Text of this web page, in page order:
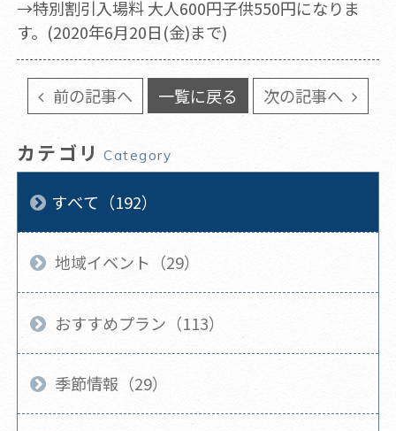
→特別割引入場料 大人600円子供550円になりま
す。(2020年6月20日(金)まで)
前の記事へ 一覧に戻る 次の記事へ
カテゴリ Category
すべて（192）
地域イベント（29）
おすすめプラン（113）
季節情報（29）